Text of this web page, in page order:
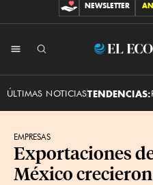
CONTRIBUCIONES
NEWSLETTER
ÚLTIMAS NOTICIASTENDENCIAS:
EMPRESAS
Exportaciones
México crecieron